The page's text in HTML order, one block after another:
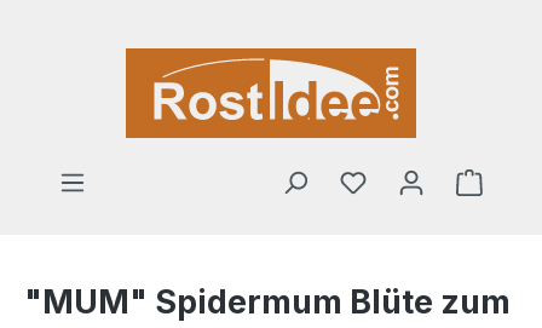
"MUM" Spidermum Blüte zum